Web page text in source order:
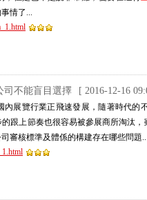
情了...
司不能盲目選擇 [ 2016-12-16
內展覽行業正飛速發展，隨著時代的
跟上節奏也很容易被參展商所淘汰
司審核標準及體係的構建存在哪些問題